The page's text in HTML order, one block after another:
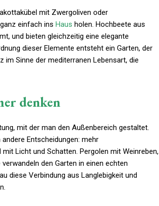
mit Zwergoliven oder
einfach ins Haus holen. Hochbeete aus
und bieten gleichzeitig eine elegante
dieser Elemente entsteht ein Garten, der
Sinne der mediterranen Lebensart, die
denken
mit der man den Außenbereich gestaltet.
Entscheidungen: mehr
Licht und Schatten. Pergolen mit Weinreben,
den Garten in einen echten
diese Verbindung aus Langlebigkeit und